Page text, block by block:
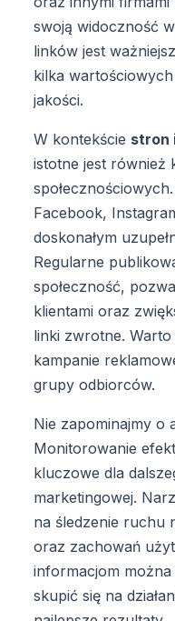
swoją widoczność
linków jest
kilka
jakości.
W kontekście stron
istotne jest również
Facebook,
doskonałym
Regularne
społeczność,
klientami oraz
linki zwrotne.
kampanie
grupy odbiorców.
Nie zapominajmy o
Monitorowanie
kluczowe dla
marketingowej.
na śledzenie ruchu
oraz zachowań
informacjom
skupić się na